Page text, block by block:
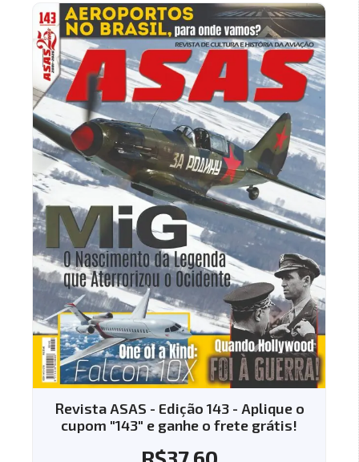
Revista ASAS - Edição 143 - Aplique o
cupom "143" e ganhe o frete grátis!